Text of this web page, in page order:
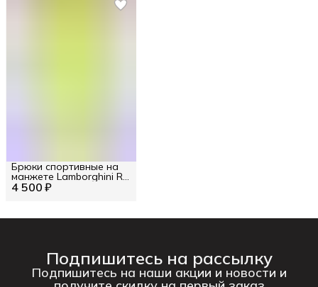
4 500 ₽
Брюки спортивные на
манжете Lamborghini RU
50 / EU 48 / M
Подпишитесь на рассылку
Подпишитесь на наши акции и новости и